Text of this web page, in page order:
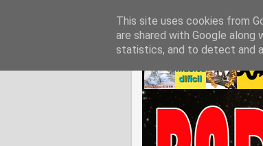
This site uses cookies from
are shared with Google
statistics, and to detect and